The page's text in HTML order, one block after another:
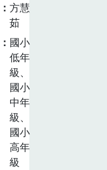
方慧
茹
國小
低年
級、
國小
中年
級、
國小
高年
級